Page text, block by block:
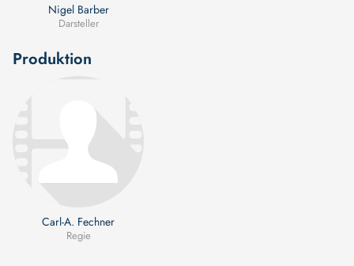
Nigel Barber
Darsteller
Produktion
Carl-A. Fechner
Regie